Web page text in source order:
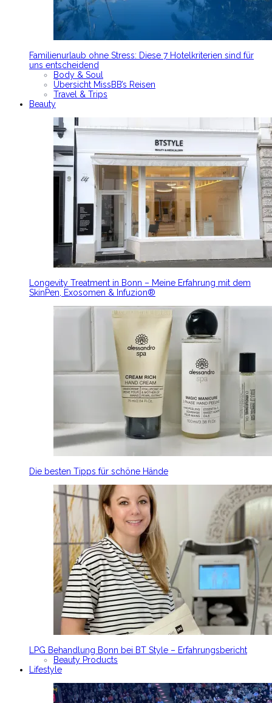
Familienurlaub ohne Stress: Diese 7 Hotelkriterien sind für
uns entscheidend
Body & Soul
Übersicht MissBB’s Reisen
Travel & Trips
Beauty
Longevity Treatment in Bonn – Meine Erfahrung mit dem
SkinPen, Exosomen & Infuzion®
Die besten Tipps für schöne Hände
LPG Behandlung Bonn bei BT Style – Erfahrungsbericht
Beauty Products
Lifestyle